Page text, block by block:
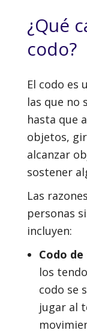
¿Qué
codo?
El codo es
las que no
hasta que
objetos,
alcanzar
sostener
Las
personas
incluyen:
Codo
los
codo se
jugar al